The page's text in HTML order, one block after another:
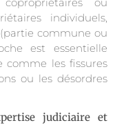
individuels,
commune ou
est essentielle
comme les fissures
ou les désordres
judiciaire et